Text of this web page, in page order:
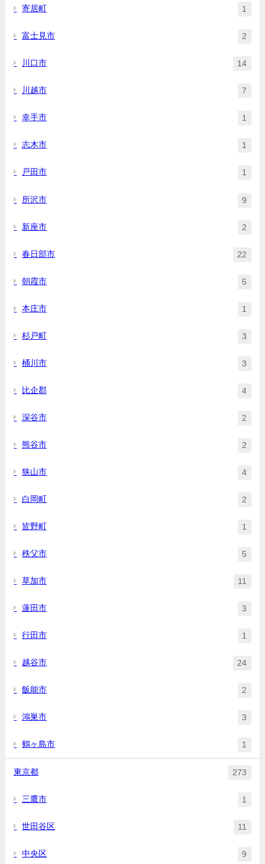
寄居町 1
富士見市 2
川口市 14
川越市 7
幸手市 1
志木市 1
戸田市 1
所沢市 9
新座市 2
春日部市 22
朝霞市 5
本庄市 1
杉戸町 3
桶川市 3
比企郡 4
深谷市 2
熊谷市 2
狭山市 4
白岡町 2
皆野町 1
秩父市 5
草加市 11
蓮田市 3
行田市 1
越谷市 24
飯能市 2
鴻巣市 3
鶴ヶ島市 1
東京都 273
三鷹市 1
世田谷区 11
中央区 9